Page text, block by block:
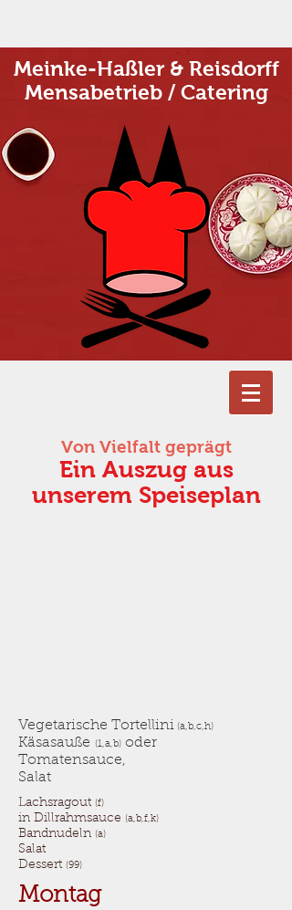
Meinke-Haßler & Reisdorff
Mensabetrieb / Catering
Von Vielfalt geprägt
Ein Auszug aus
unserem Speiseplan
Vegetarische Tortellini (a,b,c,h)
Käsasauße (1,a,b) oder
Tomatensauce,
Salat
Lachsragout (f)
in Dillrahmsauce (a,b,f,k)
Bandnudeln (a)
Salat
Dessert (99)
Montag